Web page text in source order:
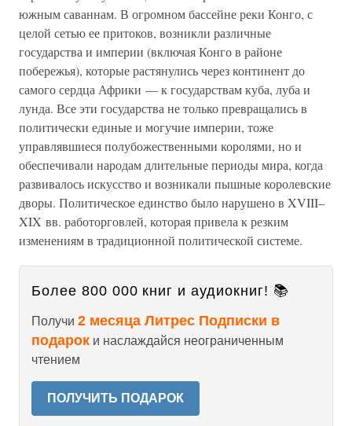
южным саваннам. В огромном бассейне реки Конго, с
целой сетью ее притоков, возникли различные
государства и империи (включая Конго в районе
побережья), которые растянулись через континент до
самого сердца Африки — к государствам куба, луба и
лунда. Все эти государства не только превращались в
политически единые и могучие империи, тоже
управлявшиеся полубожественными королями, но и
обеспечивали народам длительные периоды мира, когда
развивалось искусство и возникали пышные королевские
дворы. Политическое единство было нарушено в XVIII–
XIX вв. работорговлей, которая привела к резким
изменениям в традиционной политической системе.
Более 800 000 книг и аудиокниг! 📚
Получи 2 месяца Литрес Подписки в
подарок и наслаждайся неограниченным
чтением
ПОЛУЧИТЬ ПОДАРОК